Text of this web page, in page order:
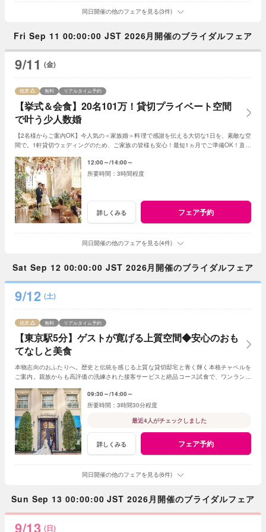
同日開催の他のフェアを見る(3件)
Fri Sep 11 00:00:00 JST 2026月開催のブライダルフェア
9/11 (金)
【挙式＆会食】20名101万！貸切プライベート空間
で叶う少人数婚
残席 無料 リアルタイム予約
【2名様からご案内OK】今人気の＜家族婚＞料理で感謝を伝える大切な1日を、素敵な空
間で。1軒貸切ウェディングのため、ご家族の皆様も安心！最短1ヵ月でご準備OK！直近
12:00～ 14:00～
3時間程度
詳しくみる フェア予約
同日開催の他のフェアを見る(4件)
Sat Sep 12 00:00:00 JST 2026月開催のブライダルフェア
9/12 (土)
【東京駅5分】ゲストが寛げる上質空間◆安心のおも
てなしと美食
残席 無料 リアルタイム予約
本物志向のおふたりへ。歴史と伝統を感じる上質な貸切邸宅と青く輝く本格チャペルを
ご案内。親族からも高評価の洗練された接客サービスと絶品コース試食で、ワンランク
09:30～ 14:00～
3時間30分程度
最近4人がチェックしました
詳しくみる フェア予約
同日開催の他のフェアを見る(6件)
Sun Sep 13 00:00:00 JST 2026月開催のブライダルフェア
9/13 (日)